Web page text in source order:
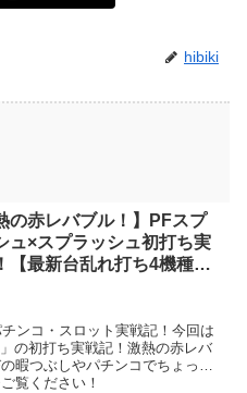
hibiki
の赤レバブル！】PFスプ
ュ×スプラッシュ初打ち実
【最新台乱れ打ち4機種
ンコ・スロット実戦記！今回は
の初打ち実戦記！激熱の赤レバ
暇つぶしやパチンコでちょっと
覧ください！